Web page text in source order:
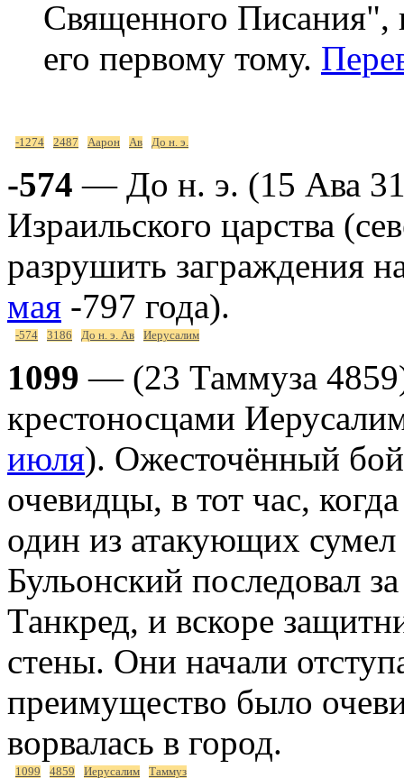
Священного Писания",
его первому тому.
-1274 2487 Аарон Ав До н. э.
-574 — До н. э. (15 Ава
Израильского царства
разрушить заграждения
мая -797 года).
-574 3186 До н. э. Ав Иерусалим
1099 — (23 Таммуза
крестоносцами
июля). Ожесточённый
очевидцы, в тот час,
один из атакующих сумел
Бульонский последовал
Танкред, и вскоре
стены. Они начали
преимущество было
ворвалась в город.
1099 4859 Иерусалим Таммуз